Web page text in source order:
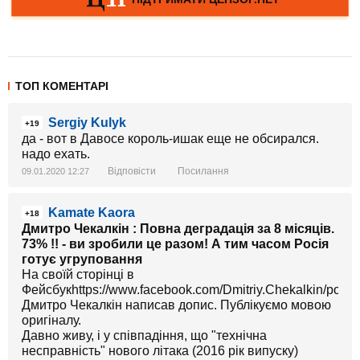
ТОП КОМЕНТАРІ
+19
Sergiy Kulyk
да - вот в Давосе король-ишак еще не обсирался.
надо ехать.
09.01.2020 12:27 Відповісти Посилання
+18
Kamate Kaora
Дмитро Чекалкін : Повна деградація за 8 місяців.
73% !! - ви зробили це разом! А тим часом Росія
готує угруповання
На своїй сторінці в
Фейсбукhttps://www.facebook.com/Dmitriy.Chekalkin/
Дмитро Чекалкін написав допис. Публікуємо мовою
оригіналу.
Давно живу, і у співпадіння, що "технічна
несправність" нового літака (2016 рік випуску)